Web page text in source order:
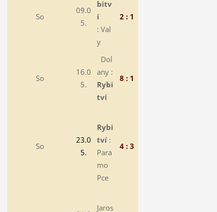
So
09.0
5.
bitv
í
: Val
y
2 : 1
So
16.0
5.
Dol
any :
Rybi
tví
8 : 1
So
23.0
5.
Rybi
tví:
Para
mo
Pce
4 : 3
Jaros